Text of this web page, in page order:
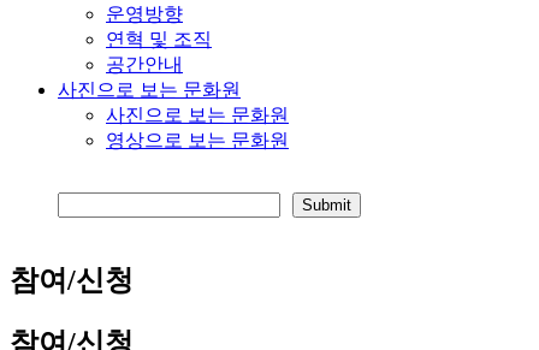
운영방향
연혁 및 조직
공간안내
사진으로 보는 문화원
사진으로 보는 문화원
영상으로 보는 문화원
참여/신청
참여/신청